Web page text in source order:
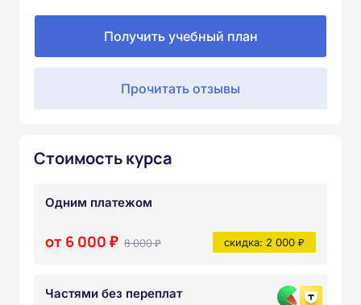
Получить учебный план
Прочитать отзывы
Стоимость курса
Одним платежом
от 6 000 ₽ 8 000 ₽ скидка: 2 000 ₽
Частями без переплат